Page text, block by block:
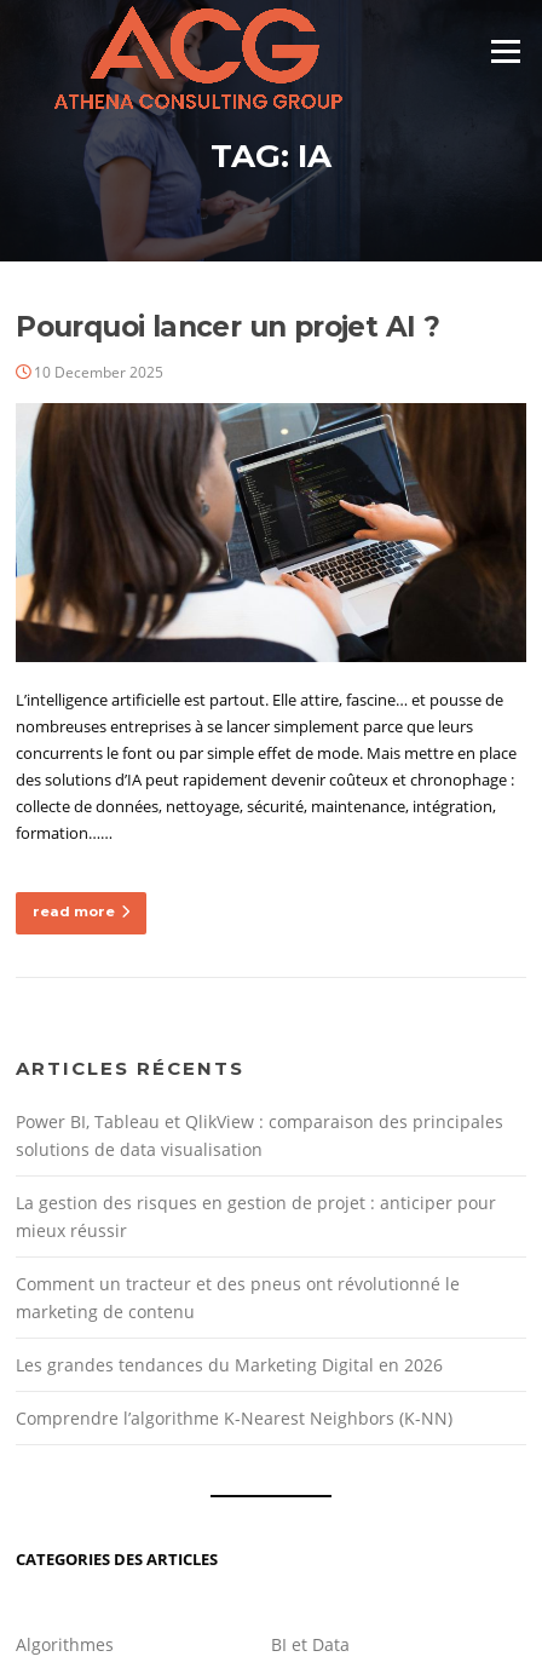
Menu
TAG: IA
Pourquoi lancer un projet AI ?
10 December 2025
L’intelligence artificielle est partout. Elle attire, fascine… et pousse de
nombreuses entreprises à se lancer simplement parce que leurs
concurrents le font ou par simple effet de mode. Mais mettre en place
des solutions d’IA peut rapidement devenir coûteux et chronophage :
collecte de données, nettoyage, sécurité, maintenance, intégration,
formation……
read more
ARTICLES RÉCENTS
Power BI, Tableau et QlikView : comparaison des principales
solutions de data visualisation
La gestion des risques en gestion de projet : anticiper pour
mieux réussir
Comment un tracteur et des pneus ont révolutionné le
marketing de contenu
Les grandes tendances du Marketing Digital en 2026
Comprendre l’algorithme K-Nearest Neighbors (K-NN)
CATEGORIES DES ARTICLES
Algorithmes
BI et Data